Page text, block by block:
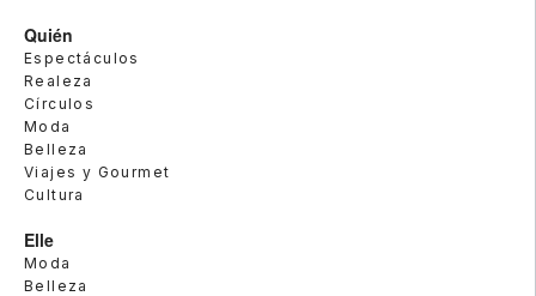
Quién
Espectáculos
Realeza
Círculos
Moda
Belleza
Viajes y Gourmet
Cultura
Elle
Moda
Belleza